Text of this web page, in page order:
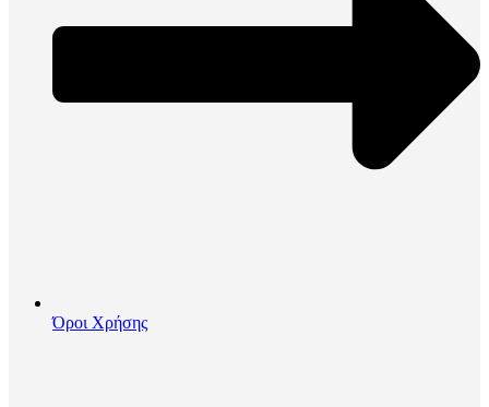
Όροι Χρήσης